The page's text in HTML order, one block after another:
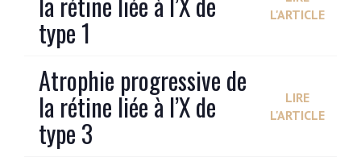
type 1
L'ARTICLE
Atrophie progressive de
la rétine liée à l’X de
type 3
LIRE
L'ARTICLE